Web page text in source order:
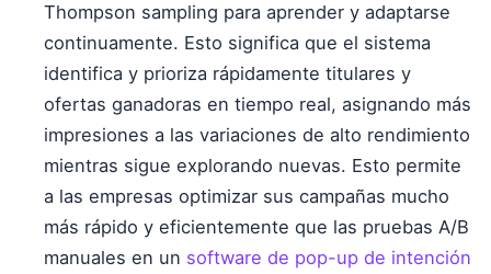
Thompson sampling para aprender y adaptarse
continuamente. Esto significa que el sistema
identifica y prioriza rápidamente titulares y
ofertas ganadoras en tiempo real, asignando más
impresiones a las variaciones de alto rendimiento
mientras sigue explorando nuevas. Esto permite
a las empresas optimizar sus campañas mucho
más rápido y eficientemente que las pruebas A/B
manuales en un software de pop-up de intención